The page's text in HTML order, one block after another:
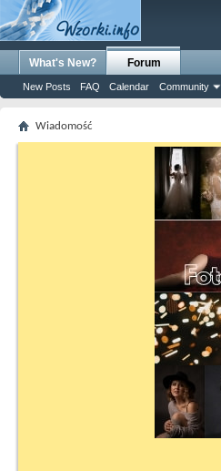
What's New? Forum
New Posts FAQ Calendar Community
Wiadomość